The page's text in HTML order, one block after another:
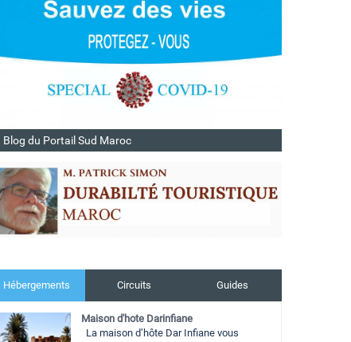
Blog du Portail Sud Maroc
Hébergements Circuits Guides
Maison d'hote Darinfiane
La maison d’hôte Dar Infiane vous